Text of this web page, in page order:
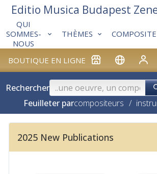
BOUTIQUE EN LIGNE
QUI
SOMMES-
NOUS
THÈMES
Editio Musica Budapest
Rechercher
Feuilleter parcompositeurs /
2025 New Publications